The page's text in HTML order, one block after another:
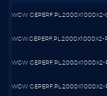
WGW GEPERF.PL.2000X1000X2-
WGW.GEPERF.PL.2000X1000X2-
WGW GEPERF.PL.2000X1000X2-
WGW GEPERF.PL.2000X1000X2-